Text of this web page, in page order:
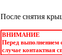
После снятия
ВНИМАНИЕ
Перед выполнением
случае контактная